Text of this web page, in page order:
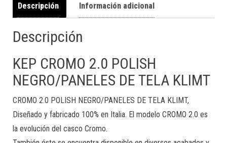
Descripción Información adicional
Descripción
KEP CROMO 2.0 POLISH
NEGRO/PANELES DE TELA KLIMT
CROMO 2.0 POLISH NEGRO/PANELES DE TELA KLIMT,
Diseñado y fabricado 100% en Italia. El modelo CROMO 2.0 es
la evolución del casco Cromo.